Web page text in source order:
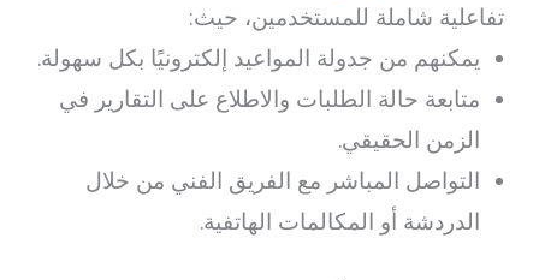
تفاعلية شاملة للمستخدمين، حيث:
يمكنهم من جدولة المواعيد إلكترونيًا بكل سهولة.
متابعة حالة الطلبات والاطلاع على التقارير في
الزمن الحقيقي.
التواصل المباشر مع الفريق الفني من خلال
الدردشة أو المكالمات الهاتفية.